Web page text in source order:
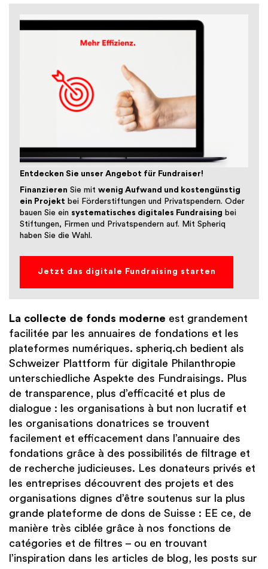
Entdecken Sie unser Angebot für Fundraiser!
Finanzieren Sie mitwenig Aufwand und kostengünstig
ein Projekt bei Förderstiftungen und Privatspendern. Oder
bauen Sie ein systematisches digitales Fundraising bei
Stiftungen, Firmen und Privatspendern auf. Mit Spheriq
haben Sie die Wahl.
Jetzt das digitale Fundraising starten
La collecte de fonds moderne est grandement
facilitée par les annuaires de fondations et les
plateformes numériques. spheriq.ch bedient als
Schweizer Plattform für digitale Philanthropie
unterschiedliche Aspekte des Fundraisings. Plus
de transparence, plus d’efficacité et plus de
dialogue : les organisations à but non lucratif et
les organisations donatrices se trouvent
facilement et efficacement dans l’annuaire des
fondations grâce à des possibilités de filtrage et
de recherche judicieuses. Les donateurs privés et
les entreprises découvrent des projets et des
organisations dignes d’être soutenus sur la plus
grande plateforme de dons de Suisse : EE ce, de
manière très ciblée grâce à nos fonctions de
catégories et de filtres – ou en trouvant
l’inspiration dans les articles de blog, les posts sur